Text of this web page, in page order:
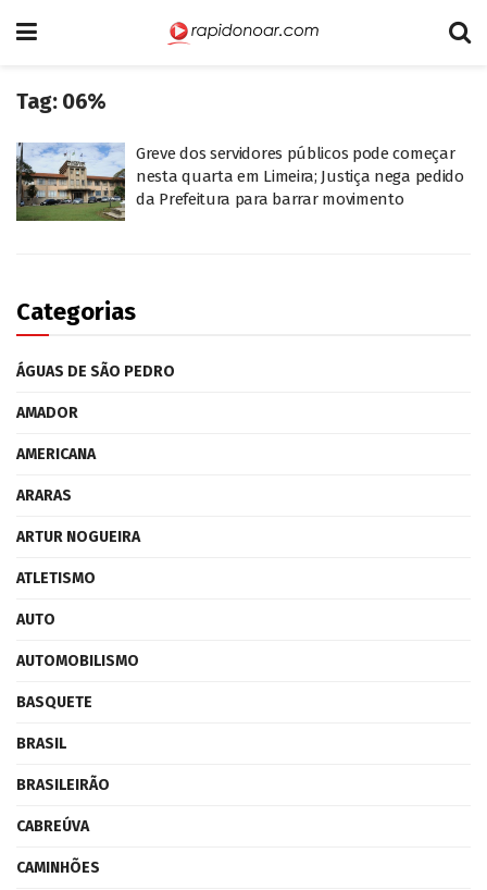
Tag: 06%
Greve dos servidores públicos pode começar
nesta quarta em Limeira; Justiça nega pedido
da Prefeitura para barrar movimento
Categorias
ÁGUAS DE SÃO PEDRO
AMADOR
AMERICANA
ARARAS
ARTUR NOGUEIRA
ATLETISMO
AUTO
AUTOMOBILISMO
BASQUETE
BRASIL
BRASILEIRÃO
CABREÚVA
CAMINHÕES